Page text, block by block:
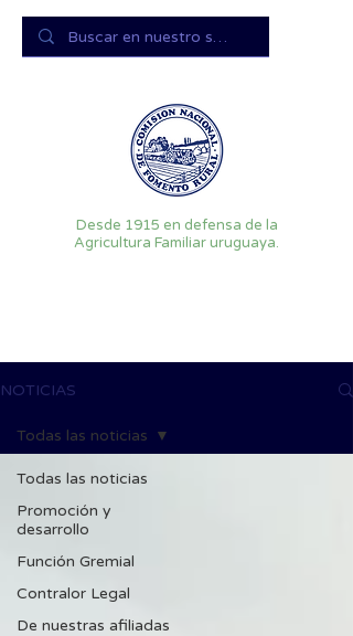
Desde 1915 en defensa de la
Agricultura Familiar uruguaya.
NOTICIAS
Todas las noticias
Promoción y
desarrollo
Función Gremial
Contralor Legal
De nuestras afiliadas
Todas las noticias